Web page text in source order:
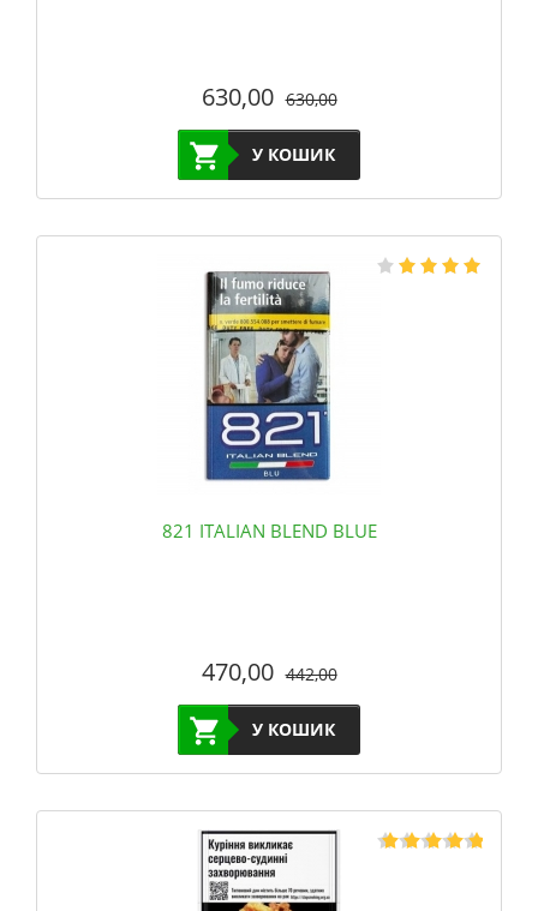
630,00 630,00
У КОШИК
821 ITALIAN BLEND BLUE
470,00 442,00
У КОШИК